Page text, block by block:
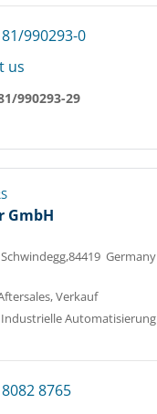
990293-0
us
990293-29
GmbH
Germany
Verkauf
Industrielle Automatisierung
8765